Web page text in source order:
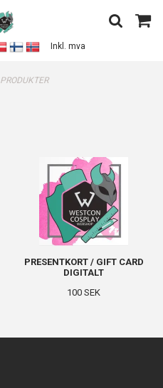
Inkl. mva
PRODUKTER
PRESENTKORT / GIFT CARD
DIGITALT
100 SEK